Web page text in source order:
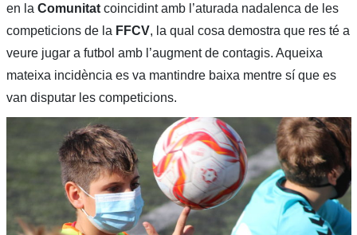
en la Comunitat coincidint amb l’aturada nadalenca de les
competicions de la FFCV, la qual cosa demostra que res té a
veure jugar a futbol amb l’augment de contagis. Aqueixa
mateixa incidència es va mantindre baixa mentre sí que es
van disputar les competicions.